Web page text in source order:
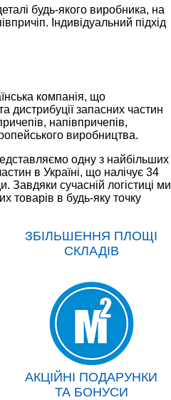
будь-якого виробника, на
Індивідуальний підхід
компанія, що
дистрибуції запасних частин
напівпричепів,
виробництва.
одну з найбільших
в Україні, що налічує 34
Завдяки сучасній логістиці ми
товарів в будь-яку точку
ЗБІЛЬШЕННЯ ПЛОЩІ
СКЛАДІВ
АКЦІЙНІ ПОДАРУНКИ
ТА БОНУСИ